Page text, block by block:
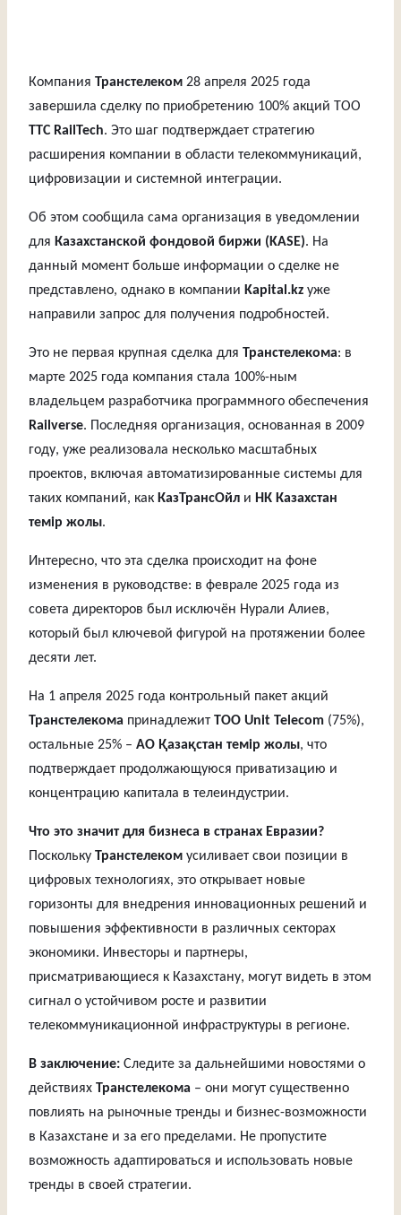
Компания Транстелеком 28 апреля 2025 года
завершила сделку по приобретению 100% акций ТОО
ТТС RailTech. Это шаг подтверждает стратегию
расширения компании в области телекоммуникаций,
цифровизации и системной интеграции.
Об этом сообщила сама организация в уведомлении
для Казахстанской фондовой биржи (KASE). На
данный момент больше информации о сделке не
представлено, однако в компании Kapital.kz уже
направили запрос для получения подробностей.
Это не первая крупная сделка для Транстелекома: в
марте 2025 года компания стала 100%-ным
владельцем разработчика программного обеспечения
Railverse. Последняя организация, основанная в 2009
году, уже реализовала несколько масштабных
проектов, включая автоматизированные системы для
таких компаний, как КазТрансОйл и НК Казахстан
темір жолы.
Интересно, что эта сделка происходит на фоне
изменения в руководстве: в феврале 2025 года из
совета директоров был исключён Нурали Алиев,
который был ключевой фигурой на протяжении более
десяти лет.
На 1 апреля 2025 года контрольный пакет акций
Транстелекома принадлежит TОО Unit Telecom (75%),
остальные 25% – АО Қазақстан темір жолы, что
подтверждает продолжающуюся приватизацию и
концентрацию капитала в телеиндустрии.
Что это значит для бизнеса в странах Евразии?
Поскольку Транстелеком усиливает свои позиции в
цифровых технологиях, это открывает новые
горизонты для внедрения инновационных решений и
повышения эффективности в различных секторах
экономики. Инвесторы и партнеры,
присматривающиеся к Казахстану, могут видеть в этом
сигнал о устойчивом росте и развитии
телекоммуникационной инфраструктуры в регионе.
В заключение: Следите за дальнейшими новостями о
действиях Транстелекома – они могут существенно
повлиять на рыночные тренды и бизнес-возможности
в Казахстане и за его пределами. Не пропустите
возможность адаптироваться и использовать новые
тренды в своей стратегии.